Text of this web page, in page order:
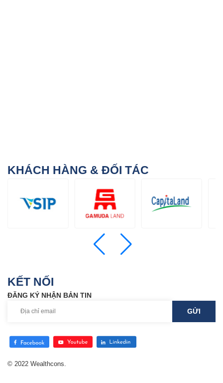
KHÁCH HÀNG & ĐỐI TÁC
KẾT NỐI
ĐĂNG KÝ NHẬN BẢN TIN
© 2022 Wealthcons.